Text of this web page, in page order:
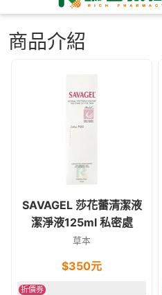
商品介紹
SAVAGEL 莎花蕾清潔液
潔淨液125ml 私密處
草本
$350元
折價券